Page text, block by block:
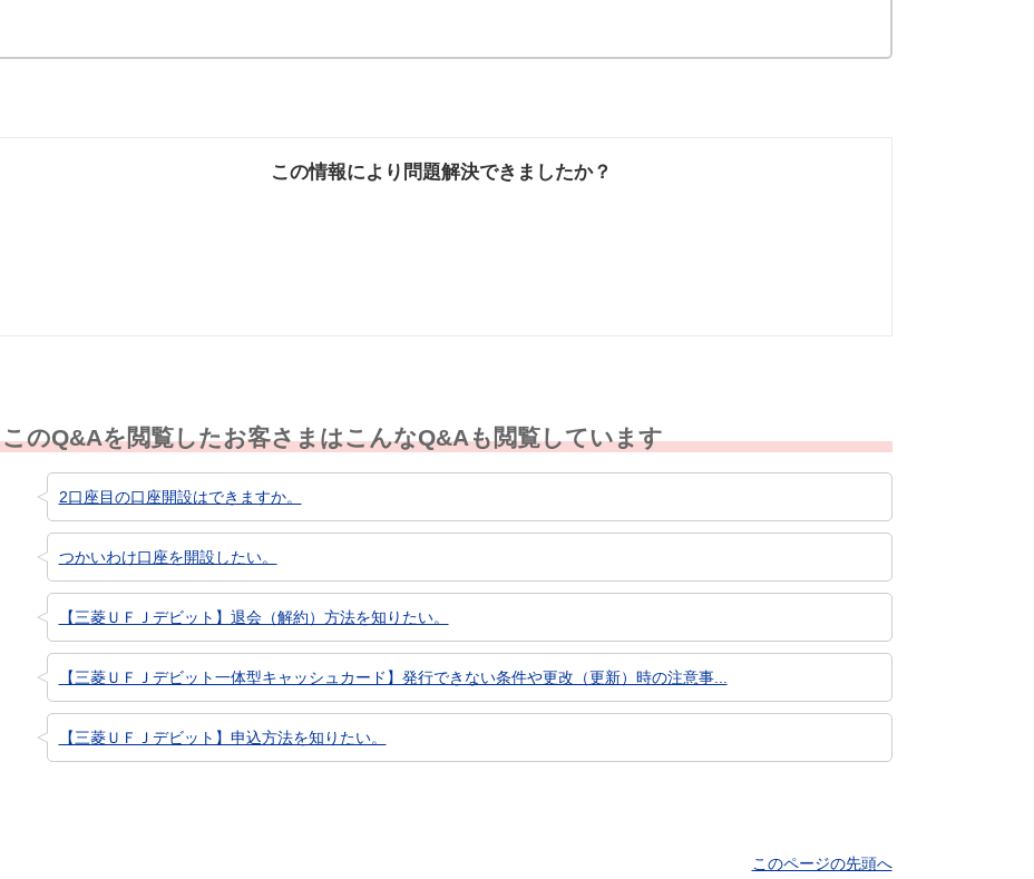
この情報により問題解決できましたか？
このQ&Aを閲覧したお客さまはこんなQ&Aも閲覧しています
2口座目の口座開設はできますか。
つかいわけ口座を開設したい。
【三菱ＵＦＪデビット】退会（解約）方法を知りたい。
【三菱ＵＦＪデビット一体型キャッシュカード】発行できない条件や更改（更新）時の注意事...
【三菱ＵＦＪデビット】申込方法を知りたい。
このページの先頭へ